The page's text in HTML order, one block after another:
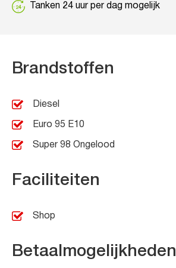
Tanken 24 uur per dag mogelijk
Brandstoffen
Diesel
Euro 95 E10
Super 98 Ongelood
Faciliteiten
Shop
Betaalmogelijkheden